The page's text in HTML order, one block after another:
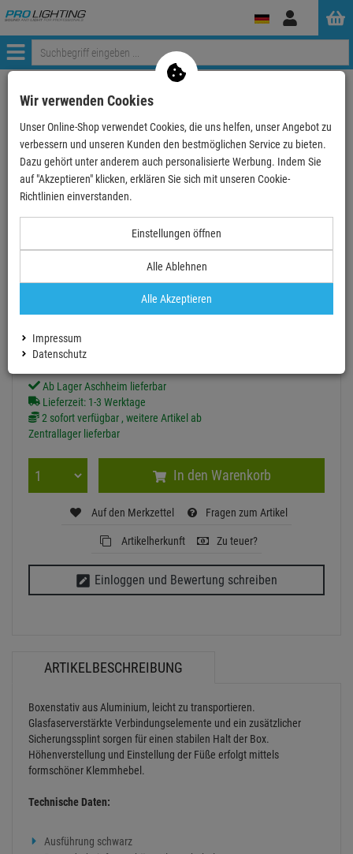
Anmelden
Menü
Weiter einkaufen ProLighting
- 33 %
König & Meyer 21450 Boxenstativ - schwarz
21450-000-55
Finanzierung ab3,43 EUR/ Monat
UVP:91,90€2
B-Stock verfügbar ab
Ab Lager Aschheim lieferbar
Lieferzeit: 1-3 Werktage
2 sofort verfügbar , weitere Artikel ab
Zentrallager lieferbar
In den Warenkorb
Auf den Merkzettel Fragen zum Artikel
Artikelherkunft Zu teuer?
Einloggen und Bewertung schreiben
ARTIKELBESCHREIBUNG
Boxenstativ aus Aluminium, leicht zu transportieren.
Glasfaserverstärkte Verbindungselemente und ein zusätzlicher
Sicherungssplint sorgen für einen stabilen Halt der Box.
Höhenverstellung und Einstellung der Füße erfolgt mittels
formschöner Klemmhebel.
Technische Daten:
Ausführung schwarz
Wir verwenden Cookies
Unser Online-Shop verwendet Cookies, die uns helfen, unser Angebot zu
verbessern und unseren Kunden den bestmöglichen Service zu bieten.
Dazu gehört unter anderem auch personalisierte Werbung. Indem Sie
auf "Akzeptieren" klicken, erklären Sie sich mit unseren Cookie-
Richtlinien einverstanden.
Einstellungen öffnen
Alle Ablehnen
Alle Akzeptieren
Impressum
Datenschutz